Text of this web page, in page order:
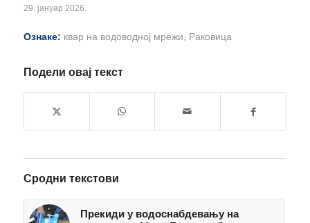
29. јануар 2026.
Ознаке: квар на водоводној мрежи, Раковица
Подели овај текст
Сродни текстови
Прекиди у водоснабдевању на